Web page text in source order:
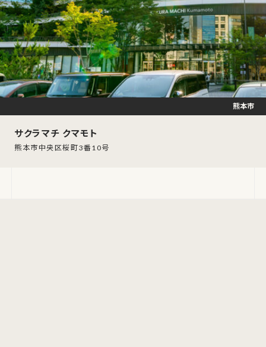
サクラマチ クマモト
熊本市中央区桜町3番10号
熊本市